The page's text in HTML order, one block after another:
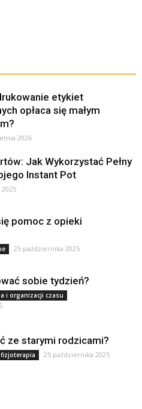
etykiet
opłaca się małym
2026
Jak Wykorzystać Pełny
Instant Pot
pomoc z opieki
25 października 2025
sobie tydzień?
i organizacji czasu
ze starymi rodzicami?
25 października 2025